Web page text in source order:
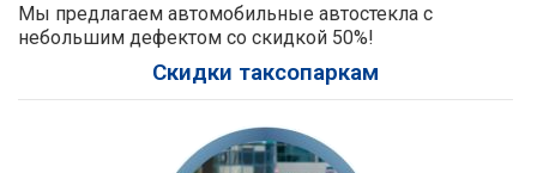
Мы предлагаем автомобильные автостекла с
небольшим дефектом со скидкой 50%!
Скидки таксопаркам